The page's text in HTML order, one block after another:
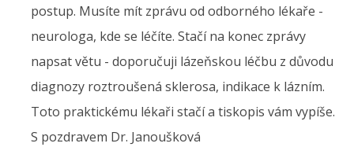
postup. Musíte mít zprávu od odborného lékaře -
neurologa, kde se léčíte. Stačí na konec zprávy
napsat větu - doporučuji lázeňskou léčbu z důvodu
diagnozy roztroušená sklerosa, indikace k lázním.
Toto praktickému lékaři stačí a tiskopis vám vypíše.
S pozdravem Dr. Janoušková